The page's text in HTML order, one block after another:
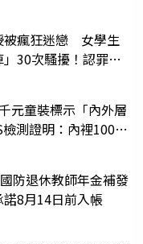
被瘋狂迷戀 女學生
30次騷擾！認罪免
元童裝標示「內外層
測證明：內裡100%
防退休教師年金補發
8月14日前入帳